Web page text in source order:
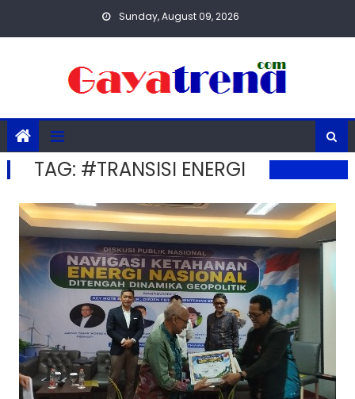
Sunday, August 09, 2026
TAG: #TRANSISI ENERGI